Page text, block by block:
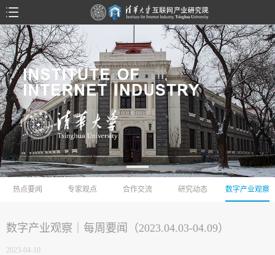
热点要闻 专家观点 合作交流 研究动态 数字产业观察
数字产业观察｜每周要闻（2023.04.03-04.09）
2023-04-10